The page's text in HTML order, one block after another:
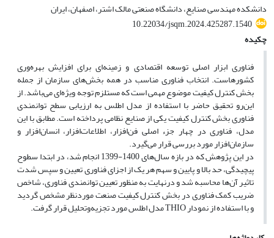
دانشکده مهندسی صنایع، دانشگاه صنعتی مالک اشتر، اصفهان، ایران
10.22034/jsqm.2024.425287.1540
چکیده
فناوری ابزار اصلی توسعه اقتصادی و زمینه‌ای برای افزایش بهره‌وری
کشورهاست. انتخاب فناوری مناسب در همه بخش‌های سازمان از جمله
بخش کنترل کیفیت موضوع مهمی است که مستلزم توجه ویژه‌ای می‌باشد. از
این‌رو تحقیق حاضر با استفاده از مدل اطلس به ارزیابی سطح توانمندی
فناوری بخش کنترل کیفیت یکی از صنایع نظامی پرداخته است. مطابق با این
مدل، فناوری در چهار جزء اصلی فن‌افزار، اطلاعات‌افزار، انسان‌افزار و
سازمان‌افزار مورد بررسی قرار می‌گیرد.
در این پژوهش که در بازه سال‌های 1400-1399 انجام شد، در ابتدا سطوح
پیچیدگی، حد بالا و پایین و سهم هر یک از اجزای فناوری تعیین و سپس شدت
تاثیر آن‌ها محاسبه شد و درنهایت به منظور تعیین توانمندی فناوری، شاخص
ضریب کمک فناوری در بخش کنترل کیفیت صنعت موردنظر مشخص گردید
و با استفاده از نمودار THIO مدل اطلس مورد تجزیه‌و‌تحلیل قرار گرفت.